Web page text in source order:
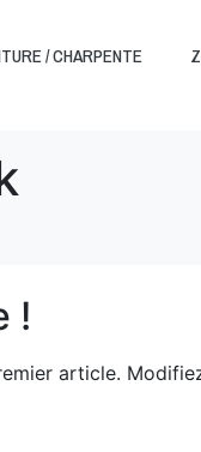
/ CHARPENTE
!
article.